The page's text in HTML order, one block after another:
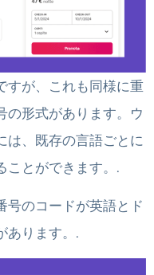
すが、これも同様に重
の形式があります。ウ
は、既存の言語ごとに
ことができます。.
号のコードが英語とド
あります。.